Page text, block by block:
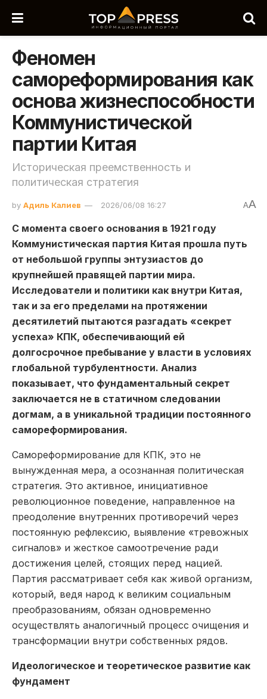
Феномен
самореформирования как
основа жизнеспособности
Коммунистической
партии Китая
Историческая преемственность и
политическая стратегия
by Адиль Калиев 2026/06/08 16:27 AA
С момента своего основания в 1921 году
Коммунистическая партия Китая прошла путь
от небольшой группы энтузиастов до
крупнейшей правящей партии мира.
Исследователи и политики как внутри Китая,
так и за его пределами на протяжении
десятилетий пытаются разгадать «секрет
успеха» КПК, обеспечивающий ей
долгосрочное пребывание у власти в условиях
глобальной турбулентности. Анализ
показывает, что фундаментальный секрет
заключается не в статичном следовании
догмам, а в уникальной традиции постоянного
самореформирования.
Самореформирование для КПК, это не
вынужденная мера, а осознанная политическая
стратегия. Это активное, инициативное
революционное поведение, направленное на
преодоление внутренних противоречий через
постоянную рефлексию, выявление «тревожных
сигналов» и жесткое самоотречение ради
достижения целей, стоящих перед нацией.
Партия рассматривает себя как живой организм,
который, ведя народ к великим социальным
преобразованиям, обязан одновременно
осуществлять аналогичный процесс очищения и
трансформации внутри собственных рядов.
Идеологическое и теоретическое развитие как
фундамент